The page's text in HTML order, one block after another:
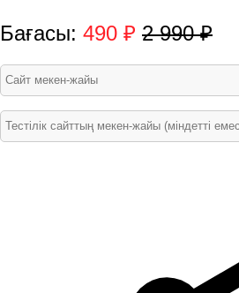
Бағасы: 490 ₽ 2 990 ₽